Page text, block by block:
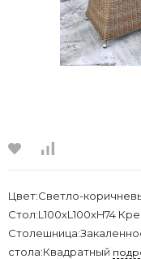
Цвет:Светло-
Стол:L100хL100хH74
стола:Квадратный